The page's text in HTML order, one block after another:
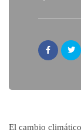
El cambio